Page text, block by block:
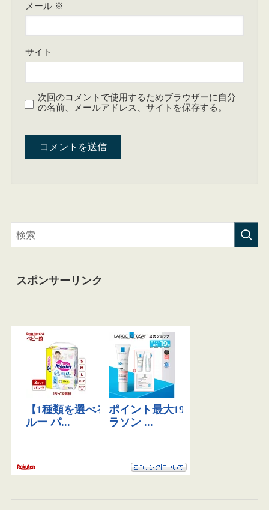
メール ※
サイト
次回のコメントで使用するためブラウザーに自分
の名前、メールアドレス、サイトを保存する。
スポンサーリンク